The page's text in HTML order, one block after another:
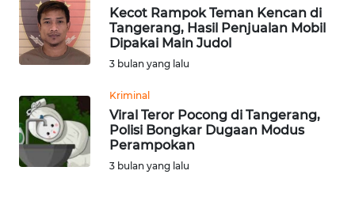
Kecot Rampok Teman Kencan di
Tangerang, Hasil Penjualan Mobil
Dipakai Main Judol
3 bulan yang lalu
Kriminal
Viral Teror Pocong di Tangerang,
Polisi Bongkar Dugaan Modus
Perampokan
3 bulan yang lalu
PEDOMAN
MEDIA
SIBER
REDAKSI
KARIR